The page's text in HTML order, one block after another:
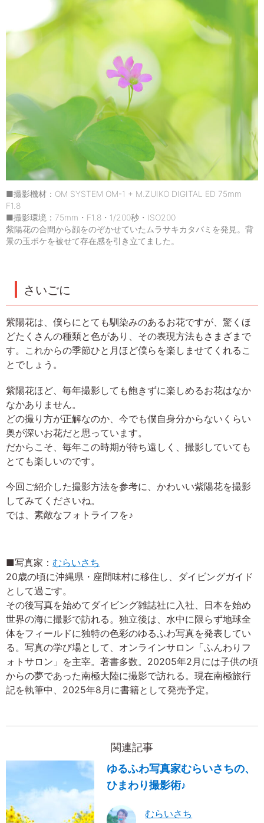
■撮影機材：OM SYSTEM OM-1 + M.ZUIKO DIGITAL ED 75mm
F1.8
■撮影環境：75mm・F1.8・1/200秒・ISO200
紫陽花の合間から顔をのぞかせていたムラサキカタバミを発見。背
景の玉ボケを被せて存在感を引き立てました。
さいごに
紫陽花は、僕らにとても馴染みのあるお花ですが、驚くほ
どたくさんの種類と色があり、その表現方法もさまざまで
す。これからの季節ひと月ほど僕らを楽しませてくれるこ
とでしょう。
紫陽花ほど、毎年撮影しても飽きずに楽しめるお花はなか
なかありません。
どの撮り方が正解なのか、今でも僕自身分からないくらい
奥が深いお花だと思っています。
だからこそ、毎年この時期が待ち遠しく、撮影していても
とても楽しいのです。
今回ご紹介した撮影方法を参考に、かわいい紫陽花を撮影
してみてくださいね。
では、素敵なフォトライフを♪
■写真家： むらいさち
20歳の頃に沖縄県・座間味村に移住し、ダイビングガイド
として過ごす。
その後写真を始めてダイビング雑誌社に入社、日本を始め
世界の海に撮影で訪れる。独立後は、水中に限らず地球全
体をフィールドに独特の色彩のゆるふわ写真を発表してい
る。写真の学び場として、オンラインサロン「ふんわりフ
ォトサロン」を主宰。著書多数。20205年2月には子供の頃
からの夢であった南極大陸に撮影で訪れる。現在南極旅行
記を執筆中、2025年8月に書籍として発売予定。
関連記事
ゆるふわ写真家むらいさちの、
ひまわり撮影術♪
むらいさち